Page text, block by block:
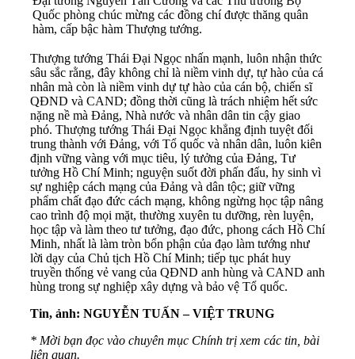
Quốc phòng chúc mừng các đồng chí được thăng quân
hàm, cấp bậc hàm Thượng tướng.
Thượng tướng Thái Đại Ngọc nhấn mạnh, luôn nhận thức
sâu sắc rằng, đây không chỉ là niềm vinh dự, tự hào của cá
nhân mà còn là niềm vinh dự tự hào của cán bộ, chiến sĩ
QĐND và CAND; đồng thời cũng là trách nhiệm hết sức
nặng nề mà Đảng, Nhà nước và nhân dân tin cậy giao
phó. Thượng tướng Thái Đại Ngọc khẳng định tuyệt đối
trung thành với Đảng, với Tổ quốc và nhân dân, luôn kiên
định vững vàng với mục tiêu, lý tưởng của Đảng, Tư
tưởng Hồ Chí Minh; nguyện suốt đời phấn đấu, hy sinh vì
sự nghiệp cách mạng của Đảng và dân tộc; giữ vững
phẩm chất đạo đức cách mạng, không ngừng học tập nâng
cao trình độ mọi mặt, thường xuyên tu dưỡng, rèn luyện,
học tập và làm theo tư tưởng, đạo đức, phong cách Hồ Chí
Minh, nhất là làm tròn bổn phận của đạo làm tướng như
lời dạy của Chủ tịch Hồ Chí Minh; tiếp tục phát huy
truyền thống vẻ vang của QĐND anh hùng và CAND anh
hùng trong sự nghiệp xây dựng và bảo vệ Tổ quốc.
Tin, ảnh: NGUYỄN TUẤN – VIỆT TRUNG
* Mời bạn đọc vào chuyên mục Chính trị xem các tin, bài
liên quan.